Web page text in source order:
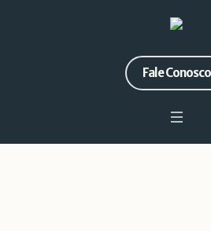
Fale Conosco